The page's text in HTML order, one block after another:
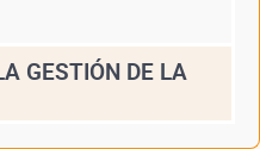
GESTIÓN DE LA